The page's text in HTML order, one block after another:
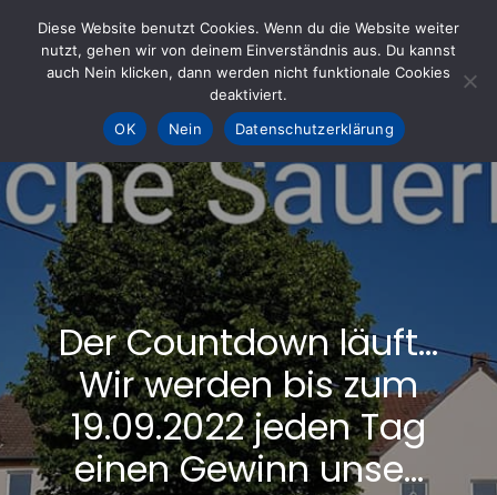
content
KOHLE fürs AHRTAL e.V.
– Helfen hilft
Der Countdown läuft…
Wir werden bis zum
19.09.2022 jeden Tag
einen Gewinn unse…
Diese Website benutzt Cookies. Wenn du die Website weiter
nutzt, gehen wir von deinem Einverständnis aus. Du kannst
auch Nein klicken, dann werden nicht funktionale Cookies
deaktiviert.
OK
Nein Datenschutzerklärung